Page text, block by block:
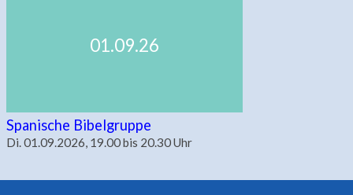
01.09.26
Spanische Bibelgruppe
Di. 01.09.2026, 19.00 bis 20.30 Uhr